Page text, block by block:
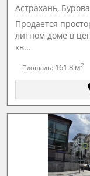
Астрахань,
Продается
литном доме в
кв...
Площадь: 161.8 м2